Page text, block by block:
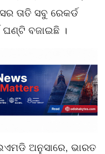
ତାତି ସବୁ ରେକର୍ଡ
ଘଣ୍ଟି ବଜାଇଛି ।
ଅନୁସାରେ, ଭାରତ